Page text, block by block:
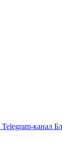
Telegram-канал